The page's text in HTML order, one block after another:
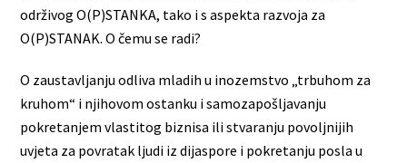
održivog O(P)STANKA, tako i s aspekta razvoja za
O(P)STANAK. O čemu se radi?
O zaustavljanju odliva mladih u inozemstvo „trbuhom za
kruhom“ i njihovom ostanku i samozapošljavanju
pokretanjem vlastitog biznisa ili stvaranju povoljnijih
uvjeta za povratak ljudi iz dijaspore i pokretanju posla u